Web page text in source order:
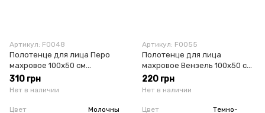
Артикул: F0048
Полотенце для лица Перо
махровое 100х50 см
жемчужное
310 грн
Нет в наличии
Цвет Молочны
Артикул: F0055
Полотенце для лица
махровое Вензель 100х50 см
темно-бежевое
220 грн
Нет в наличии
Цвет Темно-